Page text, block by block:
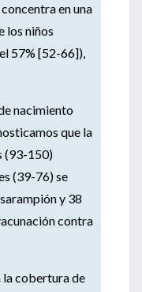
en una
los niños
57% [52-66]),
nacimiento
que la
(93-150)
(39-76) se
y 38
contra
la cobertura de